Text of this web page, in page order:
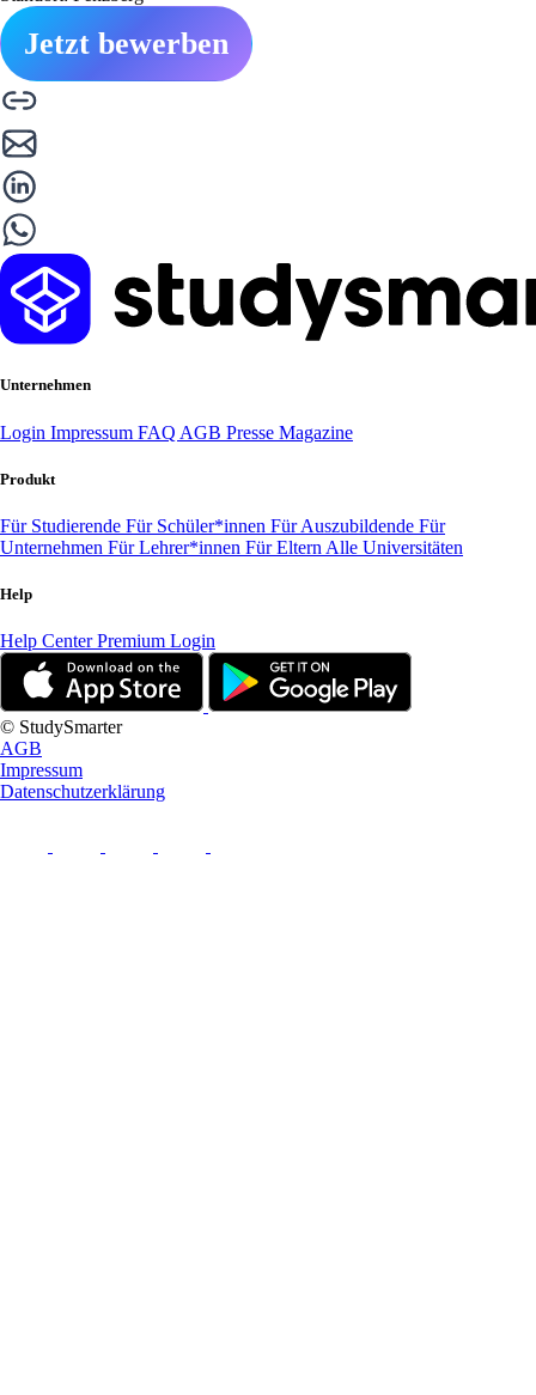
Jetzt bewerben
Unternehmen
Login Impressum FAQ AGB Presse Magazine
Produkt
Für Studierende Für Schüler*innen Für Auszubildende Für
Unternehmen Für Lehrer*innen Für Eltern Alle Universitäten
Help
Help CenterPremium Login
© StudySmarter
AGB
Impressum
Datenschutzerklärung